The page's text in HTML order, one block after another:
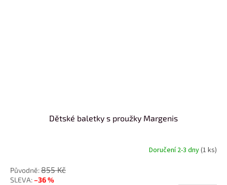
Dětské baletky s proužky Margenis
Doručení 2-3 dny(1 ks)
855 Kč
–36 %